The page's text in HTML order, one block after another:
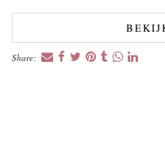
Share: